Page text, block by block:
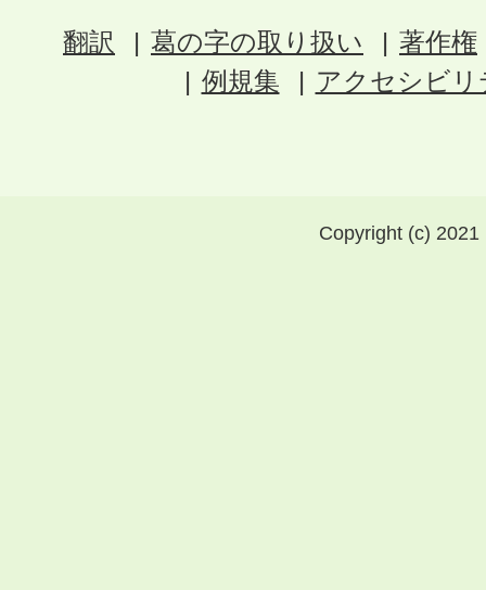
翻訳 葛の字の取り扱い
著作権
例規集
アクセシビ
Copyright (c)